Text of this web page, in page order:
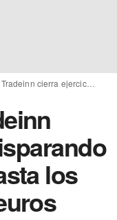
La española Tradeinn cierra ejercicio disparando su facturación hasta los 378 millones de euros
los